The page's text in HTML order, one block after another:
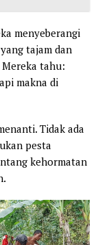
menyeberangi
tajam dan
tahu:
makna di
Tidak ada
pesta
kehormatan